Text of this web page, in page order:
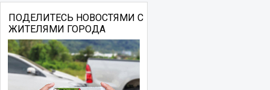
ПОДЕЛИТЕСЬ НОВОСТЯМИ С
ЖИТЕЛЯМИ ГОРОДА